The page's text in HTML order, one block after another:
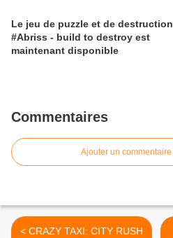
Le jeu de puzzle et de destruction
#Abriss - build to destroy est
maintenant disponible
Commentaires
Ajouter un commentaire
< CRAZY TAXI: CITY RUSH